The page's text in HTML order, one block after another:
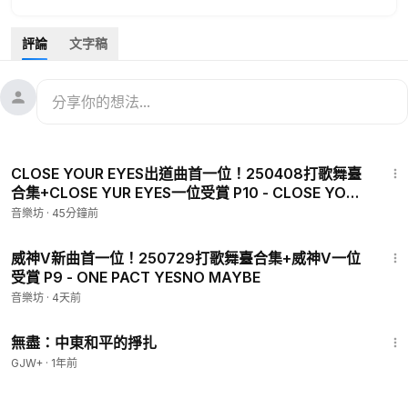
評論 文字稿
CLOSE YOUR EYES出道曲首一位！250408打歌舞臺
合集+CLOSE YUR EYES一位受賞 P10 - CLOSE YOUR
EYES一位
音樂坊 · 45分鐘前
威神V新曲首一位！250729打歌舞臺合集+威神V一位
受賞 P9 - ONE PACT YESNO MAYBE
音樂坊 · 4天前
無盡：中東和平的掙扎
GJW+ · 1年前